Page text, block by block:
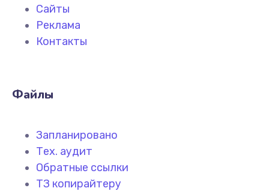
Сайты
Реклама
Контакты
Файлы
Запланировано
Тех. аудит
Обратные ссылки
ТЗ копирайтеру